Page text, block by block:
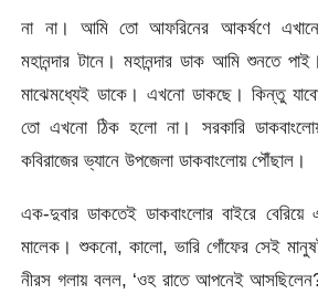
না না। আমি তো আফরিনের আকর্ষণে
মহানন্দার টানে। মহানন্দার ডাক আমি শুনতে
মাঝেমধ্যেই ডাকে। এখনো ডাকছে। কিন্তু
তো এখনো ঠিক হলো না। সরকারি
কবিরাজের ভ্যানে উপজেলা ডাকবাংলোয় পৌঁছাল।
এক-দুবার ডাকতেই ডাকবাংলোর বাইরে
মালেক। শুকনো, কালো, ভারি গোঁফের সেই
নীরস গলায় বলল, ‘ওহ রাতে আপনেই